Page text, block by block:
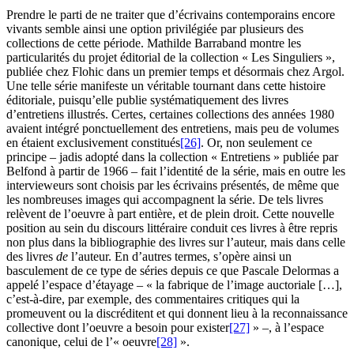
Prendre le parti de ne traiter que d’écrivains contemporains encore
vivants semble ainsi une option privilégiée par plusieurs des
collections de cette période. Mathilde Barraband montre les
particularités du projet éditorial de la collection « Les Singuliers »,
publiée chez Flohic dans un premier temps et désormais chez Argol.
Une telle série manifeste un véritable tournant dans cette histoire
éditoriale, puisqu’elle publie systématiquement des livres
d’entretiens illustrés. Certes, certaines collections des années 1980
avaient intégré ponctuellement des entretiens, mais peu de volumes
en étaient exclusivement constitués[26]. Or, non seulement ce
principe – jadis adopté dans la collection « Entretiens » publiée par
Belfond à partir de 1966 – fait l’identité de la série, mais en outre les
intervieweurs sont choisis par les écrivains présentés, de même que
les nombreuses images qui accompagnent la série. De tels livres
relèvent de l’oeuvre à part entière, et de plein droit. Cette nouvelle
position au sein du discours littéraire conduit ces livres à être repris
non plus dans la bibliographie des livres sur l’auteur, mais dans celle
des livres de l’auteur. En d’autres termes, s’opère ainsi un
basculement de ce type de séries depuis ce que Pascale Delormas a
appelé l’espace d’étayage – « la fabrique de l’image auctoriale […],
c’est-à-dire, par exemple, des commentaires critiques qui la
promeuvent ou la discréditent et qui donnent lieu à la reconnaissance
collective dont l’oeuvre a besoin pour exister[27] » –, à l’espace
canonique, celui de l’« oeuvre[28] ».